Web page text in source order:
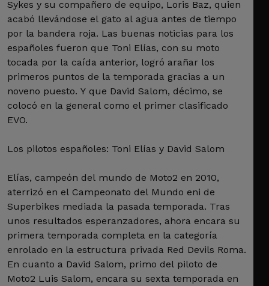
Sykes y su compañero de equipo, Loris Baz, quien
acabó llevándose el gato al agua antes de tiempo
por la bandera roja. Las buenas noticias para los
españoles fueron que Toni Elías, con su moto
tocada por la caída anterior, logró arañar los
primeros puntos de la temporada gracias a un
noveno puesto. Y que David Salom, décimo, se
colocó en la general como el primer clasificado
EVO.
Los pilotos españoles: Toni Elías y David Salom
Elías, campeón del mundo de Moto2 en 2010,
aterrizó en el Campeonato del Mundo eni de
Superbikes mediada la pasada temporada. Tras
unos resultados esperanzadores, ahora encara su
primera temporada completa en la categoría
enrolado en la estructura privada Red Devils Roma.
En cuanto a David Salom, primo del piloto de
Moto2 Luis Salom, encara su sexta temporada en